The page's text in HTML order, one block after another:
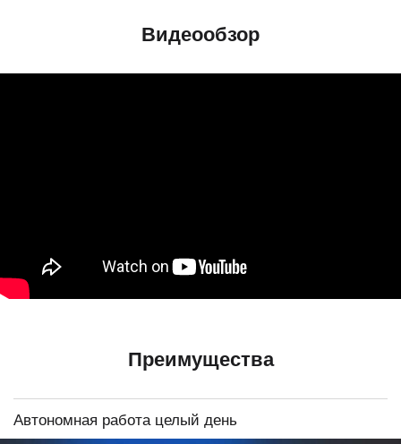
Видеообзор
Преимущества
Автономная работа целый день